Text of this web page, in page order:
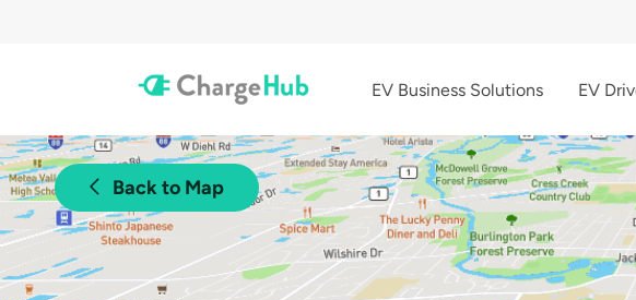
EV Business Solutions EV
Back to Map